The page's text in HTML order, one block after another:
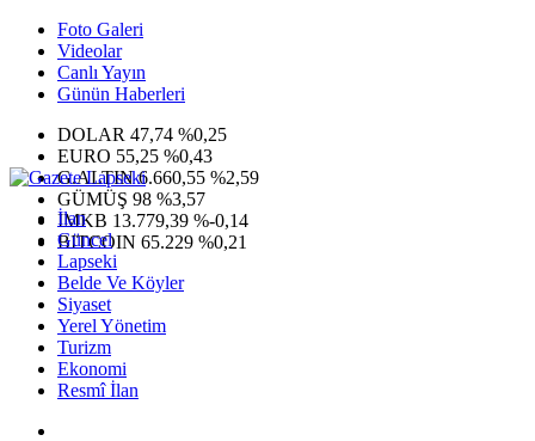
Foto Galeri
Videolar
Canlı Yayın
Günün Haberleri
DOLAR 47,74 %0,25
EURO 55,25 %0,43
G.ALTIN6.660,55 %2,59
GÜMÜŞ 98 %3,57
IMKB 13.779,39 %-0,14
BITCOIN 65.229 %0,21
İlan
Güncel
Lapseki
Belde Ve Köyler
Siyaset
Yerel Yönetim
Turizm
Ekonomi
Resmî İlan